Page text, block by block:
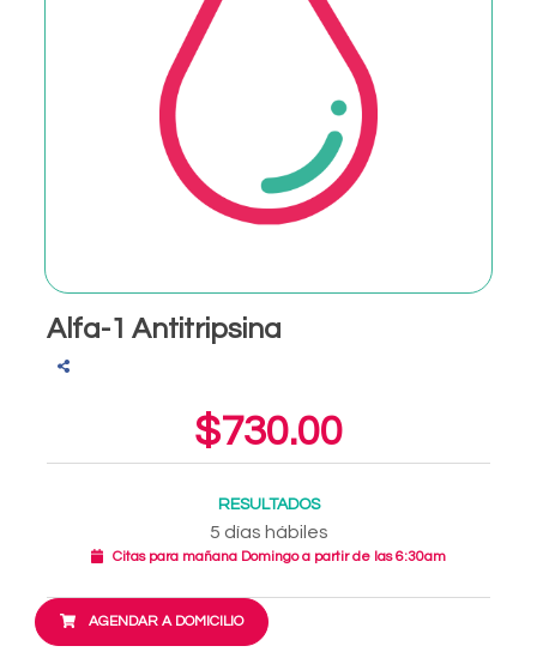
Alfa-1 Antitripsina
$730.00
RESULTADOS
5 días hábiles
Citas para mañana Domingo a partir de las 6:30am
AGENDAR A DOMICILIO